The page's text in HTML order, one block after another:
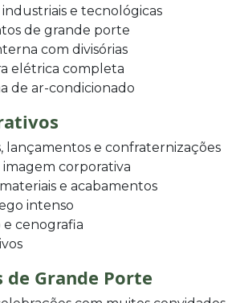
e tecnológicas
de grande porte
com divisórias
elétrica completa
de ar-condicionado
lançamentos e confraternizações
corporativa
e acabamentos
intenso
cenografia
de Grande Porte